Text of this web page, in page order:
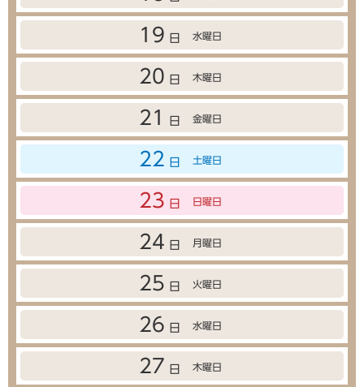
19 日 水曜日
20 日 木曜日
21 日 金曜日
22 日 土曜日
23 日 日曜日
24 日 月曜日
25 日 火曜日
26 日 水曜日
27 日 木曜日